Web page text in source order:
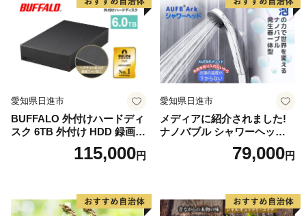
愛知県日進市
BUFFALO 外付けハードディ
スク 6TB 外付け HDD 録画用
外付けHDD 録画用 家電
115,000円
愛知県日進市
メディアに紹介されました!
ナノバブル シャワーヘッド
AUFB ナノバブル発生装置
シャワー 風呂 お風呂 バス用
アケア 美容 日用品 愛知県 日
進市
79,000円